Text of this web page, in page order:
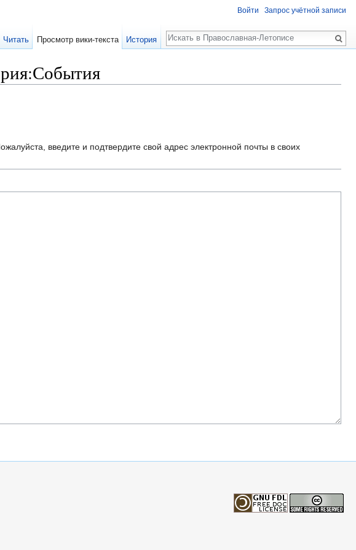
введите и подтвердите свой адрес электронной почты в своих
Войти Запрос учётной записи
Читать Просмотр вики-текста История
Поиск